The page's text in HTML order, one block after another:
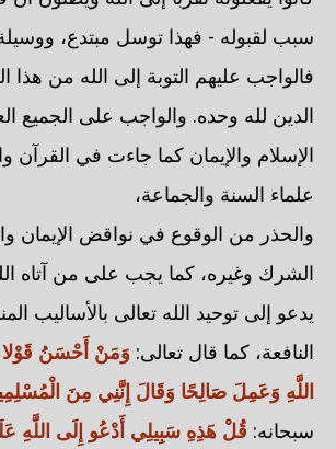
سبب لقبوله - فهذا توسل مبتدع،
فالواجب عليهم التوبة إلى الله من هذا
الدين لله وحده. والواجب على الجميع
الإسلام والإيمان كما جاءت في القرآن
علماء السنة والجماعة،
والحذر من الوقوع في نواقض الإيمان
الشرك وغيره، كما يجب على من آتاه
يدعو إلى توحيد الله تعالى بالأساليب
النافعة، كما قال تعالى: وَمَنْ أَحْسَنُ
اللَّهِ وَعَمِلَ صَالِحًا وَقَالَ إِنَّنِي مِنَ
سبحانه: قُلْ هَذِهِ سَبِيلِي أَدْعُو إِلَى اللَّهِ